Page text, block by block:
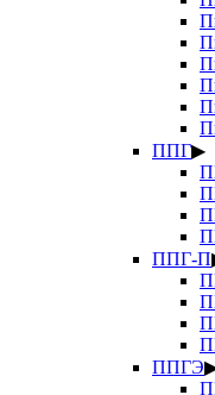
ППГ▶
ППГ-П
ППГЭ